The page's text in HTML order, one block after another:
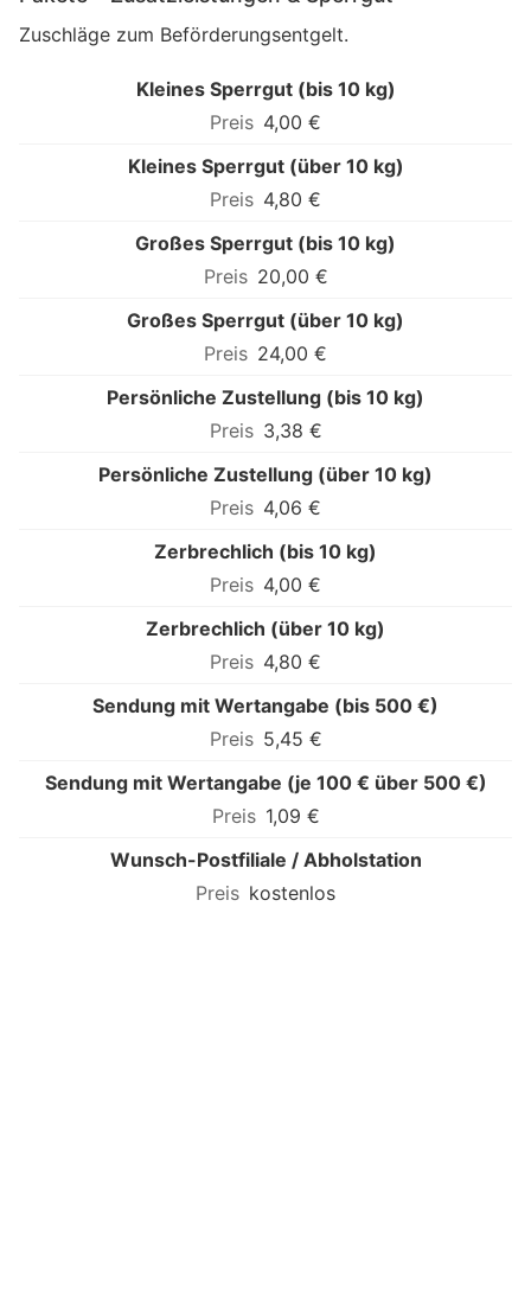
Zuschläge zum Beförderungsentgelt.
Kleines Sperrgut (bis 10 kg)
4,00 €
Kleines Sperrgut (über 10 kg)
4,80 €
Großes Sperrgut (bis 10 kg)
20,00 €
Großes Sperrgut (über 10 kg)
24,00 €
Persönliche Zustellung (bis 10 kg)
3,38 €
Persönliche Zustellung (über 10 kg)
4,06 €
Zerbrechlich (bis 10 kg)
4,00 €
Zerbrechlich (über 10 kg)
4,80 €
Sendung mit Wertangabe (bis 500 €)
5,45 €
Sendung mit Wertangabe (je 100 € über 500 €)
1,09 €
Wunsch-Postfiliale / Abholstation
kostenlos